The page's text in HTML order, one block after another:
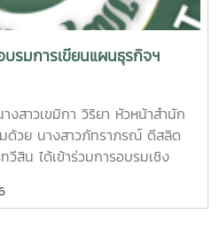
รมการเขียนแผนธุรกิจฯ
งสาวเขมิกา วิริยา หัวหน้าสำนัก
ด้วย นางสาวภัทราภรณ์ ดีสลิด
สิน ได้เข้าร่วมการอบรมเชิง
งวันที่ 23-27 เมษายน 2555 ณ